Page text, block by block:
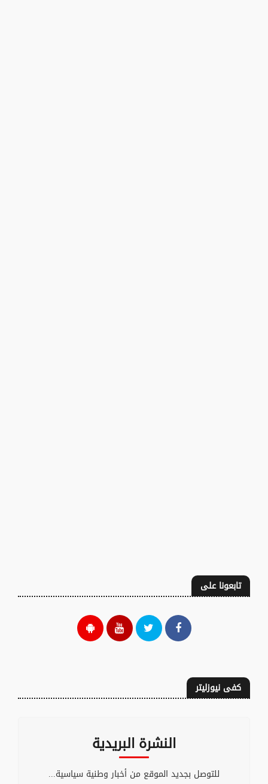
تابعونا على
كفى نيوزليتر
النشرة البريدية
للتوصل بجديد الموقع من أخبار وطنية سياسية...